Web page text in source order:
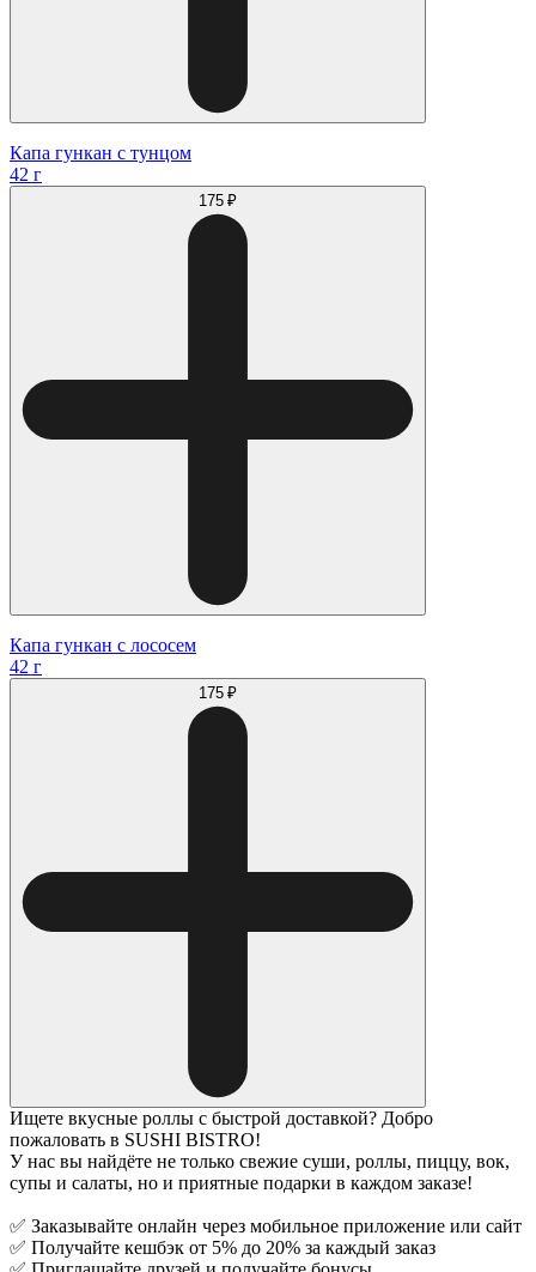
Капа гункан с тунцом
42 г
175 ₽
Капа гункан с лососем
42 г
175 ₽
Ищете вкусные роллы с быстрой доставкой? Добро
пожаловать в SUSHI BISTRO!
У нас вы найдёте не только свежие суши, роллы, пиццу, вок,
супы и салаты, но и приятные подарки в каждом заказе!
✅ Заказывайте онлайн через мобильное приложение или сайт
✅ Получайте кешбэк от 5% до 20% за каждый заказ